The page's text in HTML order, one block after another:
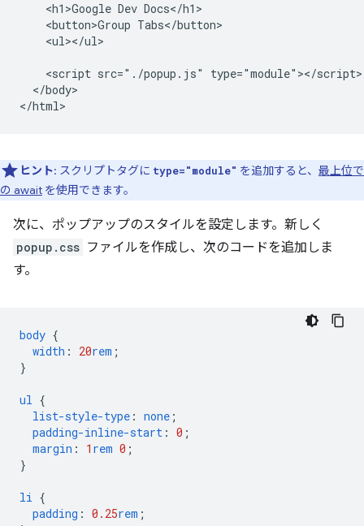
    <h1>Google Dev Docs</h1>
    <button>Group Tabs</button>
    <ul></ul>
    <script src="./popup.js" type="module"></script>
  </body>
ヒント: スクリプトタグに type="module" を追加すると、 最上位で
の await を使用できます。
次に、ポップアップのスタイルを設定します。新しく
popup.css ファイルを作成し、次のコードを追加しま
す。
body {
width : 20rem ;
}
ul {
list-style-type : none ;
padding-inline-start : 0 ;
margin : 1 rem 0 ;
}
li {
padding : 0.25rem ;